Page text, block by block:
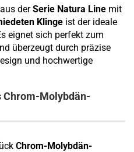
aus derSerie Natura Line mit
Klinge ist der ideale
eignet sich perfekt zum
überzeugt durch präzise
und hochwertige
Chrom-Molybdän-
Chrom-Molybdän-